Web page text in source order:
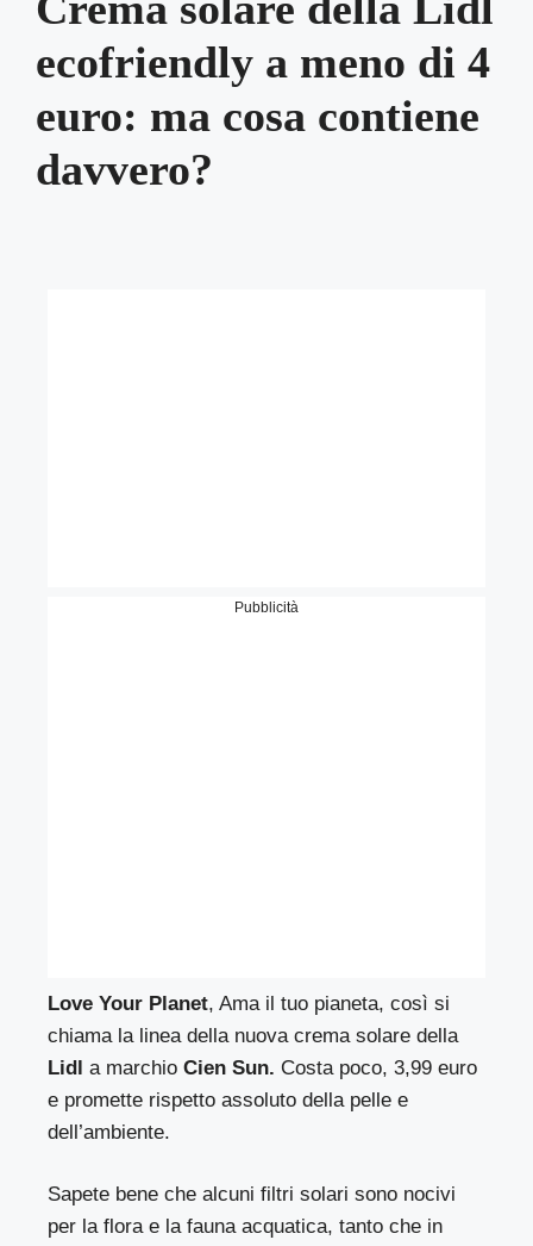
ecofriendly a meno di 4
euro: ma cosa contiene
davvero?
Pubblicità
Love Your Planet, Ama il tuo pianeta, così si
chiama la linea della nuova crema solare della
Lidl a marchioCien Sun. Costa poco, 3,99 euro
e promette rispetto assoluto della pelle e
dell’ambiente.
Sapete bene che alcuni filtri solari sono nocivi
per la flora e la fauna acquatica, tanto che in